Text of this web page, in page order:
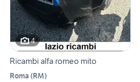
4
Ricambi alfa romeo mito
Roma (RM)